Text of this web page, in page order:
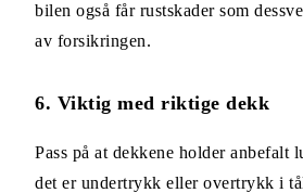
bilen også får rustskader som
av forsikringen.
6. Viktig med riktige dekk
Pass på at dekkene holder anbefalt
det er undertrykk eller overtrykk i